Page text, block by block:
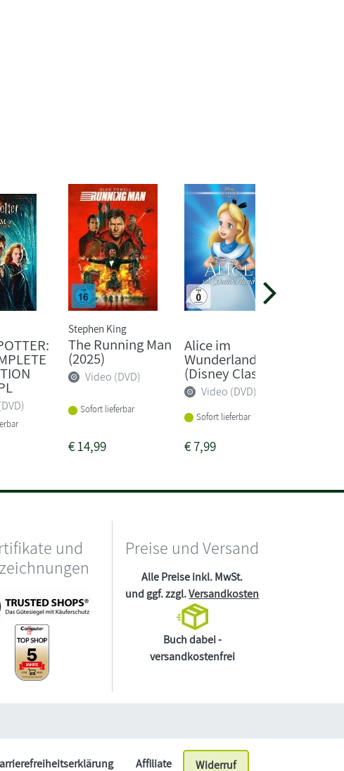
Stephen King
The Running Man
(2025)
Video (DVD)
Sofort lieferbar
€14,99
Alice im
Wunderland
(Disney Classics)
Video (DVD)
Sofort lieferbar
€7,99
und
Preise und Versand
Alle Preise inkl. MwSt.
und ggf. zzgl.Versandkosten
Buch dabei -
versandkostenfrei
Affiliate Widerruf